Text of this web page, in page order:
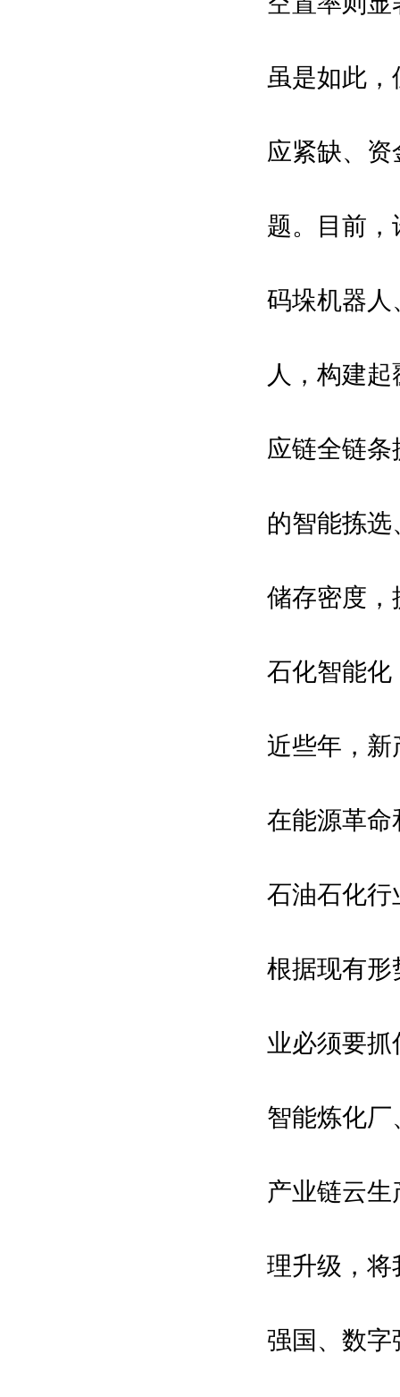
虽是如此
应紧缺、
题。目前
码垛机器人
人，构建
应链全链
的智能拣
储存密度，
石化智能化
近些年，
在能源革命
石油石化行
根据现有形
业必须要抓
智能炼化厂
产业链云
理升级，将
强国、数字